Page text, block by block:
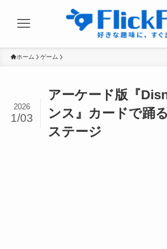
ホーム ゲーム
アーケード版『
ンス』カードで踊
ステージ
2026
1/03